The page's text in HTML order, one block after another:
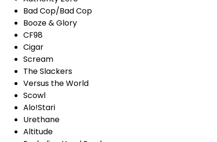
Bad Cop/Bad Cop
Booze & Glory
CF98
Cigar
Scream
The Slackers
Versus the World
Scowl
Alo!Stari
Urethane
Altitude